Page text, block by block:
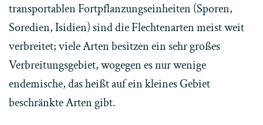
transportablen Fortpflanzungseinheiten (Sporen,
Soredien, Isidien) sind die Flechtenarten meist weit
verbreitet; viele Arten besitzen ein sehr großes
Verbreitungsgebiet, wogegen es nur wenige
endemische, das heißt auf ein kleines Gebiet
beschränkte Arten gibt.